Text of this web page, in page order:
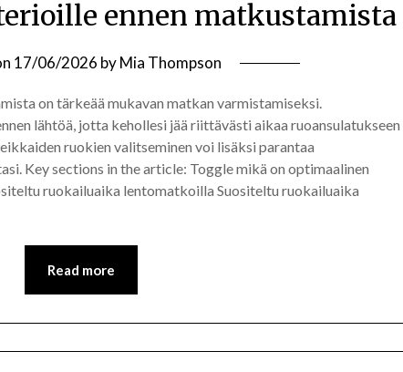
ennen matkustamista
17/06/2026 byMia Thompson
on tärkeää mukavan matkan varmistamiseksi.
lähtöä, jotta kehollesi jää riittävästi aikaa ruoansulatukseen
ruokien valitseminen voi lisäksi parantaa
Key sections in the article: Toggle mikä on optimaalinen
ruokailuaika lentomatkoilla Suositeltu ruokailuaika
Read more